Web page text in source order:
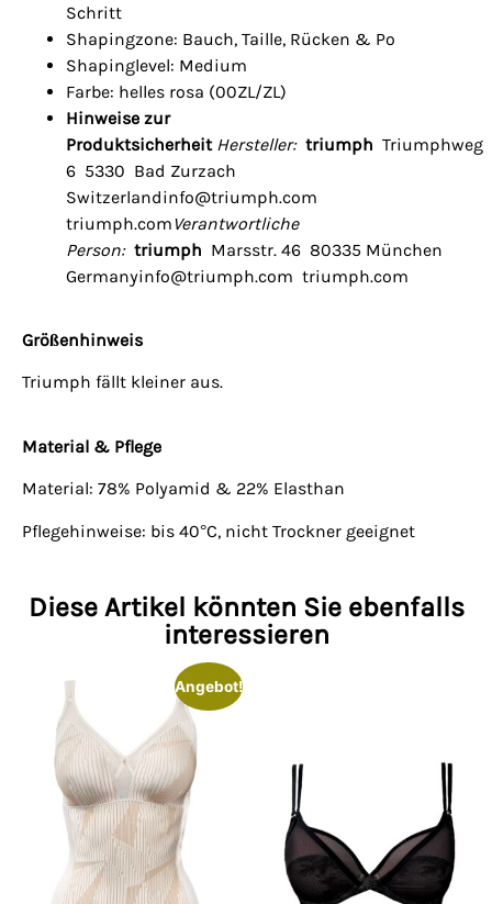
Schritt
Shapingzone: Bauch, Taille, Rücken & Po
Shapinglevel: Medium
Farbe: helles rosa (00ZL/ZL)
Hinweise zur
Produktsicherheit Hersteller: triumph Triumphweg
6 5330 Bad Zurzach
Switzerlandinfo@triumph.com
triumph.comVerantwortliche
Person: triumph Marsstr. 46 80335 München
Germanyinfo@triumph.com triumph.com
Größenhinweis
Triumph fällt kleiner aus.
Material & Pflege
Material: 78% Polyamid & 22% Elasthan
Pflegehinweise: bis 40°C, nicht Trockner geeignet
Diese Artikel könnten Sie ebenfalls
interessieren
Angebot!